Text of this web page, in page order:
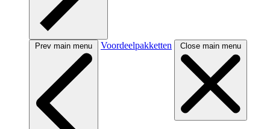
Prev main menu Voordeelpakketten Close main menu